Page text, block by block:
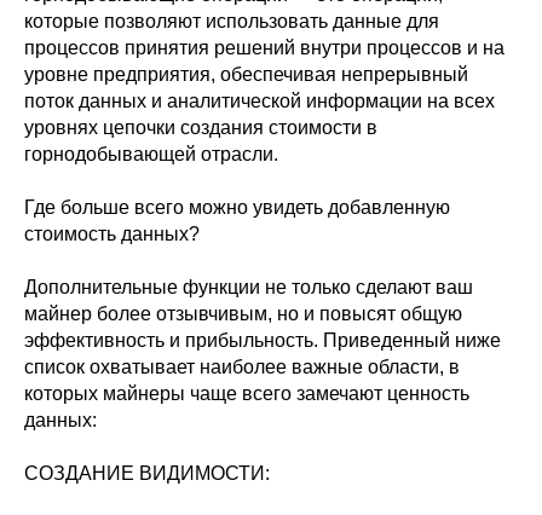
которые позволяют использовать данные для
процессов принятия решений внутри процессов и на
уровне предприятия, обеспечивая непрерывный
поток данных и аналитической информации на всех
уровнях цепочки создания стоимости в
горнодобывающей отрасли.
Где больше всего можно увидеть добавленную
стоимость данных?
Дополнительные функции не только сделают ваш
майнер более отзывчивым, но и повысят общую
эффективность и прибыльность. Приведенный ниже
список охватывает наиболее важные области, в
которых майнеры чаще всего замечают ценность
данных:
СОЗДАНИЕ ВИДИМОСТИ: